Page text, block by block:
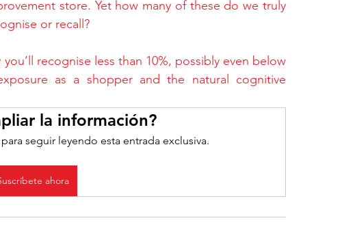
store. Yet how many of these do we truly
or recall?
recognise less than 10%, possibly even below
as a shopper and the natural cognitive
la información?
seguir leyendo esta entrada exclusiva.
ahora